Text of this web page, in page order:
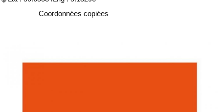
Coordonnées copiées